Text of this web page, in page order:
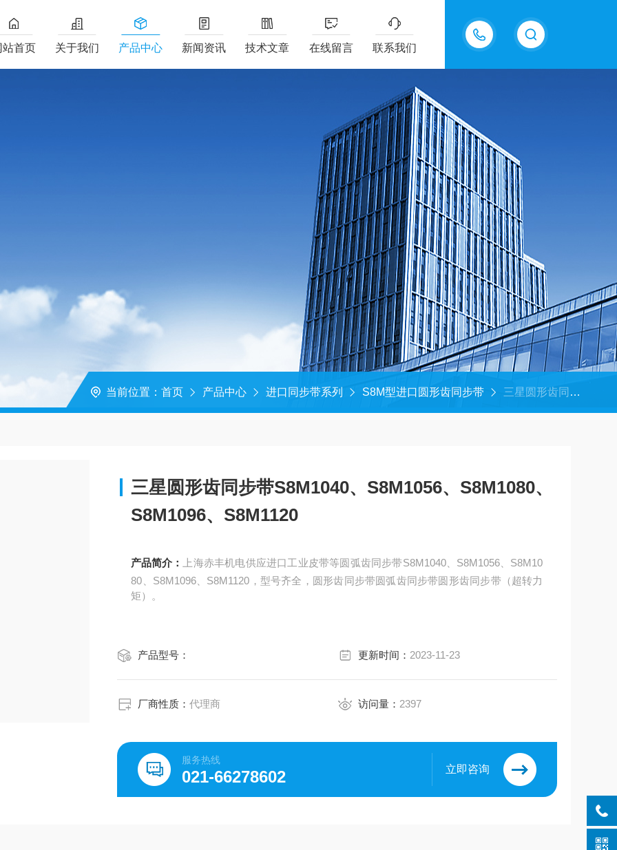
15618576711
站首页 关于我们 产品中心 新闻资讯 技术文章 在线留言 联系我们
当前位置： 首页 产品中心 进口同步带系列 S8M型进口圆形齿同步带 三星圆形齿同步带S8M1040、S8M1056、S8M1080、S8M1096、S8M1120
三星圆形齿同步带S8M1040、S8M1056、S8M1080、
S8M1096、S8M1120
产品简介：
上海赤丰机电供应进口工业皮带等圆弧齿同步带S8M1040、S8M1056、S8M10
80、S8M1096、S8M1120，型号齐全，圆形齿同步带圆弧齿同步带圆形齿同步带（超转力
矩）。
产品型号： 更新时间： 2023-11-23
厂商性质：代理商 访问量： 2397
服务热线
021-66278602 立即咨询